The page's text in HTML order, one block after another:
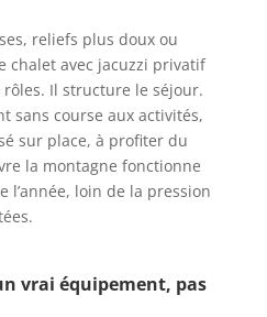
reliefs plus doux ou
chalet avec jacuzzi privatif
rôles. Il structure le séjour.
sans course aux activités,
sur place, à profiter du
la montagne fonctionne
l’année, loin de la pression
vrai équipement, pas